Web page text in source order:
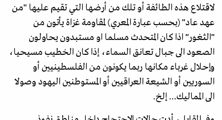
لاقتلاع هذه الطائفة أو تلك من أرضها التي تقيم عليها "من
عهد عاد" (بحسب عبارة المعري) لمقاومة غزاة يأتون من
"الثغور" اذا كان المتحدث مسلما او مستبدون يحاولون
الصعود الى جبال تعانق السماء، إذا كان الخطيب مسيحيا،
وإحلال غرباء مكانها ربما يكونون من الفلسطينيين أو
السوريين أو الشيعة العراقيين أو المستوطنين اليهود وصولا
الى المماليك... إلخ.